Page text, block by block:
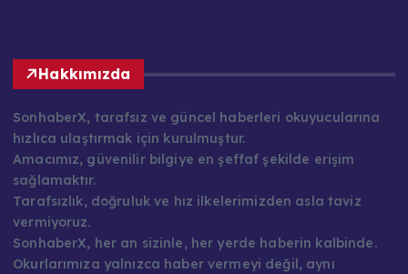
Hakkımızda
SonhaberX, tarafsız ve güncel haberleri okuyucularına
hızlıca ulaştırmak için kurulmuştur.
Amacımız, güvenilir bilgiye en şeffaf şekilde erişim
sağlamaktır.
Tarafsızlık, doğruluk ve hız ilkelerimizden asla taviz
vermiyoruz.
SonhaberX, her an sizinle, her yerde haberin kalbinde.
Okurlarımıza yalnızca haber vermeyi değil, aynı